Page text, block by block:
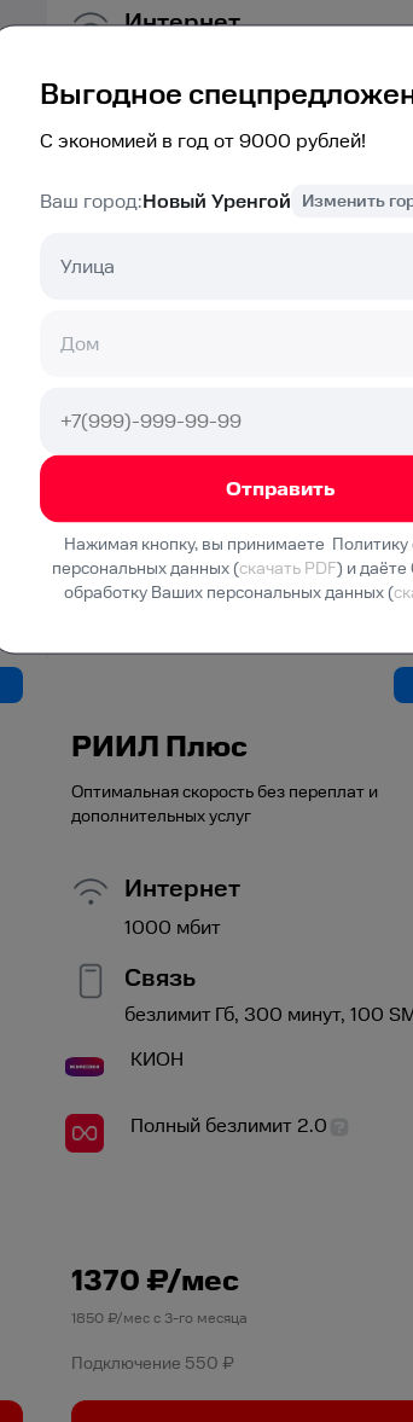
Интернет
Связь
безлимит Гб, 2000 минут,50
ТВКИОН
1545₽/мес
2100₽/мес с3-го месяца
550 ₽
Подключить
РИИЛ Плюс
Оптимальная скорость без переплат и
дополнительных услуг
Интернет
1000 мбит
Связь
безлимитГб, 300 минут, 100
КИОН
Полный безлимит 2.0
1370 ₽/мес
1850₽/мес с 3-го месяца
Подключение 550 ₽
Выгодное
С экономией в год от 9000 рублей!
Ваш город:Новый Уренгой Изменить
Нажимая кнопку, вы принимаете Политику
персональных данных (скачать PDF) и даёте
обработку Ваших персональных данных (